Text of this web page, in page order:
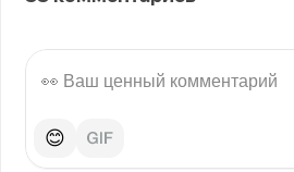
😊